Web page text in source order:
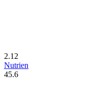
2.12
Nutrien
45.6